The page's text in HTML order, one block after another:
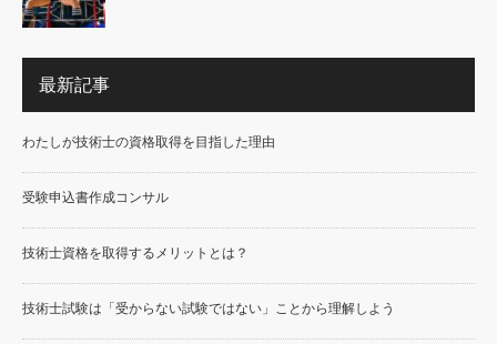
最新記事
わたしが技術士の資格取得を目指した理由
受験申込書作成コンサル
技術士資格を取得するメリットとは？
技術士試験は「受からない試験ではない」ことから理解しよう